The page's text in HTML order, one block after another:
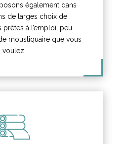
également dans
de larges choix de
prêtes à l’emploi, peu
moustiquaire que vous
voulez.